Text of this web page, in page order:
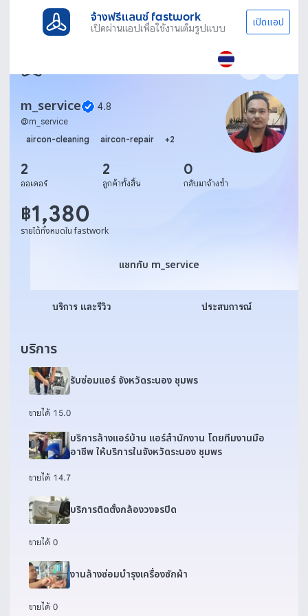
จ้างฟรีแลนซ์ fastwork
เปิดผ่านแอปเพื่อใช้งานเต็มรูปแบบ เปิดแอป
m_service 4.8
@m_service
aircon-cleaning
aircon-repair +2
2
ออเดอร์
2
ลูกค้าทั้งสิ้น
0
กลับมาจ้างซ้ำ
฿1,380
รายได้ทั้งหมดใน fastwork
แชทกับ m_service
แชทกับ m_service
บริการ และรีวิว ประสบการณ์
บริการ
รับซ่อมแอร์ จังหวัดระนอง ชุมพร
ขายได้ 1 5.0
บริการล้างแอร์บ้าน แอร์สำนักงาน โดยทีมงานมือ
อาชีพ ให้บริการในจังหวัดระนอง ชุมพร
ขายได้ 1 4.7
บริการติดตั้งกล้องวงจรปิด
ขายได้ 0
งานล้างซ่อมบำรุงเครื่องซักผ้า
ขายได้ 0